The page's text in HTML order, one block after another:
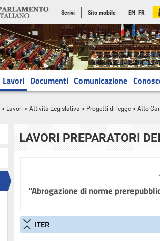
Scrivi Sito mobile EN FR
Lavori Documenti Comunicazione
> Lavori > Attività Legislativa > Progetti di legge > Atto
LAVORI PREPARATORI
"Abrogazione di norme
ITER